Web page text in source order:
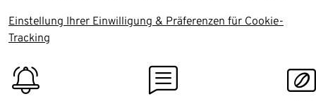
Einstellung Ihrer Einwilligung & Präferenzen für Cookie-
Tracking
notification_bell news